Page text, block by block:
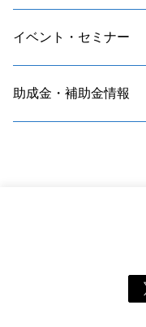
イベント・セミナー
助成金・補助金情報